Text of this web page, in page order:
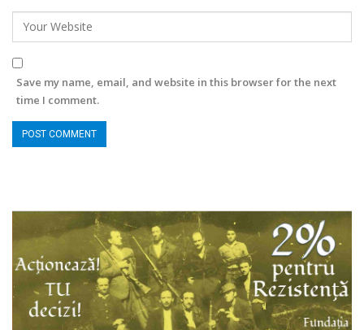
Save my name, email, and website in this browser for the next
time I comment.